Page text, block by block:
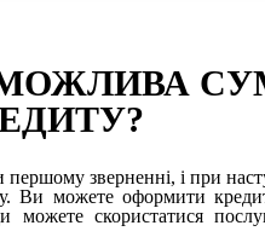
зверненні, і при
Ви можете оформити
можете скористатися